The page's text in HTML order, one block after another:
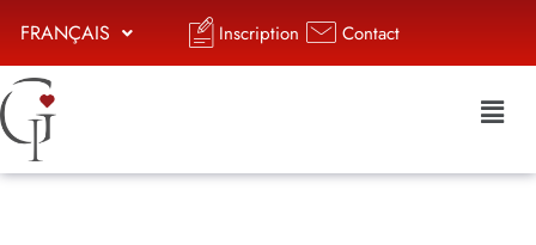
Aller
contenu
FRANÇAIS Inscription Contact